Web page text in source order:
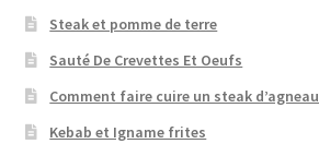
Steak et pomme de terre
Sauté De Crevettes Et Oeufs
Comment faire cuire un steak d’agneau
Kebab et Igname frites